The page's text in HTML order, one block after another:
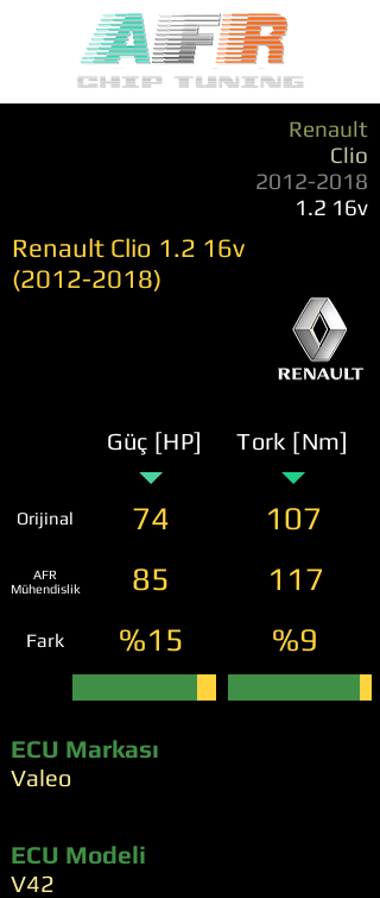
Renault
Clio
2012-2018
1.2 16v
Renault Clio 1.2 16v
(2012-2018)
Güç [HP] Tork [Nm]
Orijinal 74 107
AFR
Mühendislik
85 117
Fark %15 %9
ECU Markası
Valeo
ECU Modeli
V42